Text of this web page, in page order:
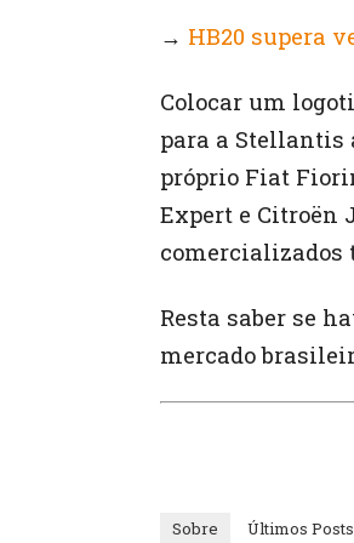
→ HB20 supera
Colocar um
para a Stellantis
próprio Fiat
Expert e Citroën
comercializados
Resta saber se
mercado
Sobre Últimos Posts